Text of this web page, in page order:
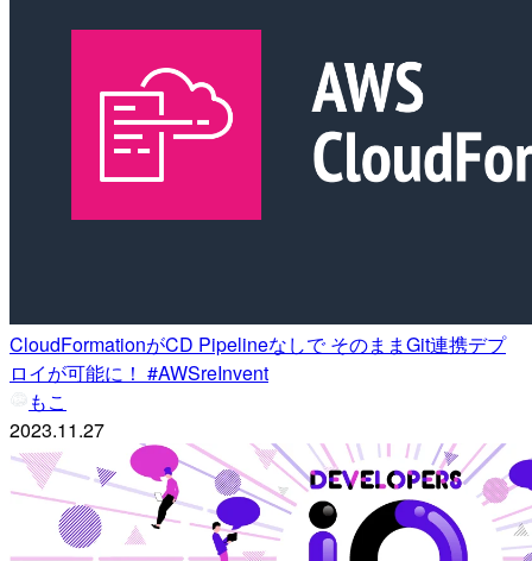
CloudFormationがCD Pipelineなしで そのままGit連携デプ
ロイが可能に！ #AWSreInvent
もこ
2023.11.27